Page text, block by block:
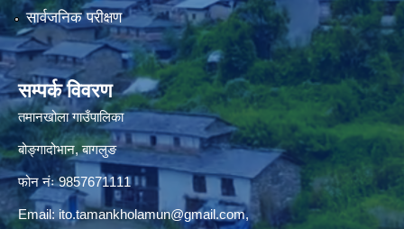
सार्वजनिक परीक्षण
सम्पर्क विवरण
तमानखोला गाउँपालिका
बोङ्गादोभान, बागलुङ
फोन नंः 9857671111
Email: ito.tamankholamun@gmail.com,